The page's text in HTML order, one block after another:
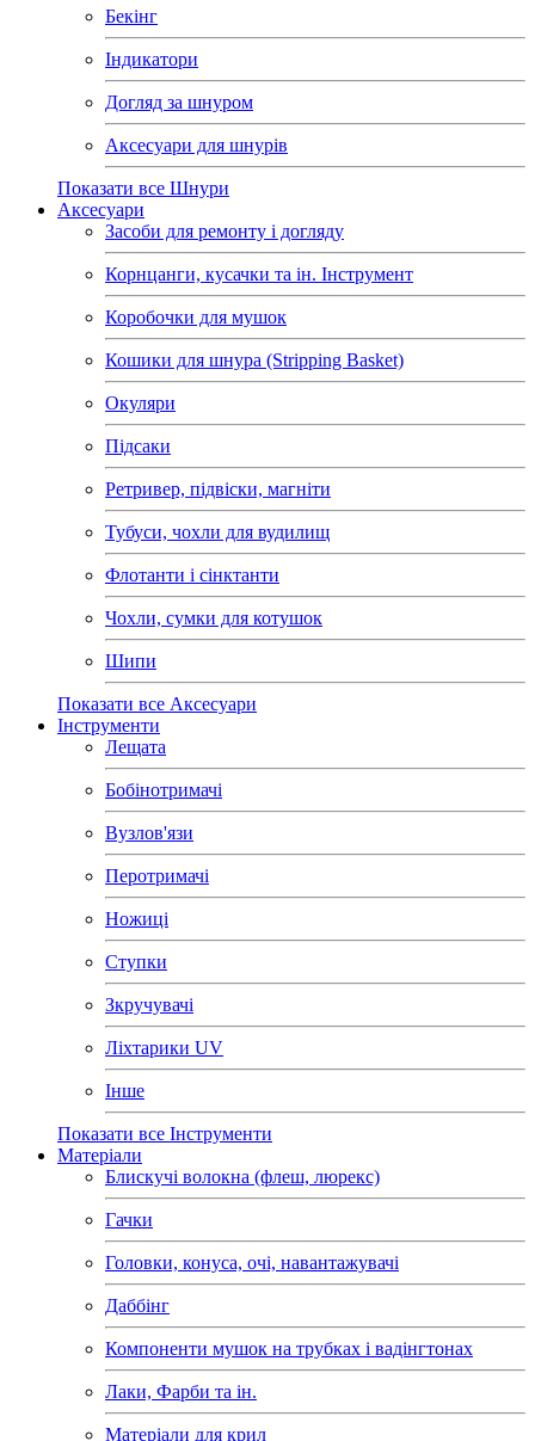
Бекінг
Індикатори
Догляд за шнуром
Аксесуари для шнурів
Показати все Шнури
Аксесуари
Засоби для ремонту і догляду
Корнцанги, кусачки та ін. Інструмент
Коробочки для мушок
Кошики для шнура (Stripping Basket)
Окуляри
Підсаки
Ретривер, підвіски, магніти
Тубуси, чохли для вудилищ
Флотанти і сінктанти
Чохли, сумки для котушок
Шипи
Показати все Аксесуари
Інструменти
Лещата
Бобінотримачі
Вузлов'язи
Перотримачі
Ножиці
Ступки
Зкручувачі
Ліхтарики UV
Інше
Показати все Інструменти
Матеріали
Блискучі волокна (флеш, люрекс)
Гачки
Головки, конуса, очі, навантажувачі
Даббінг
Компоненти мушок на трубках і вадінгтонах
Лаки, Фарби та ін.
Матеріали для крил